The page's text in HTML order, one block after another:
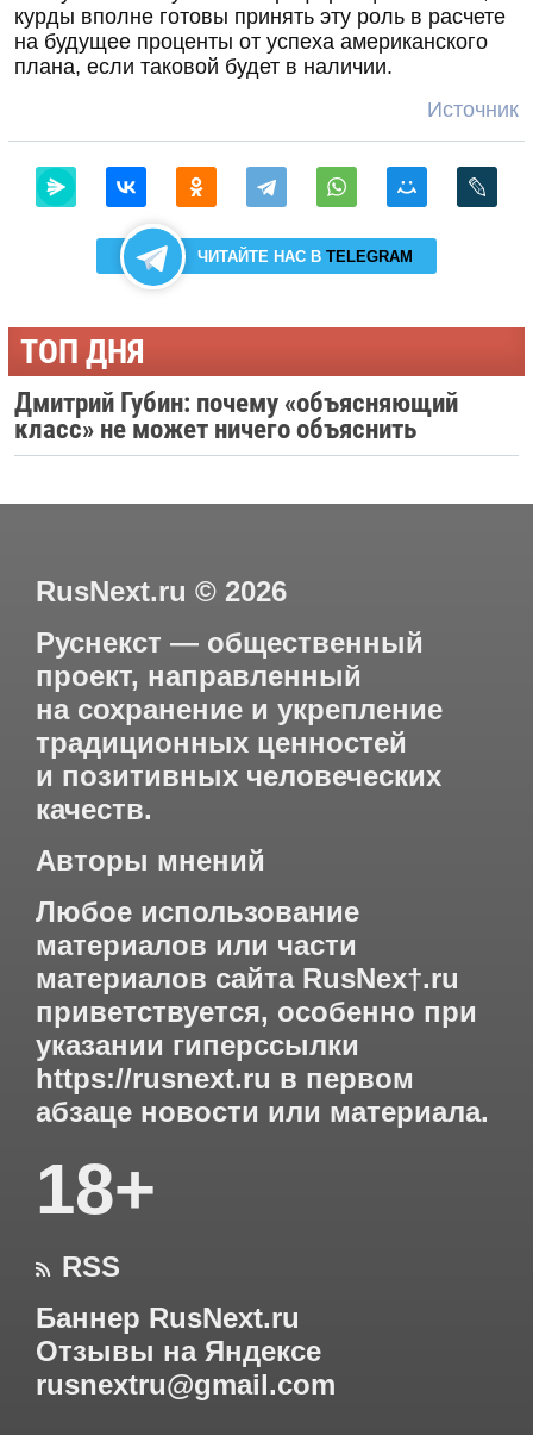
курды вполне готовы принять эту роль в расчете
на будущее проценты от успеха американского
плана, если таковой будет в наличии.
Источник
ЧИТАЙТЕ НАС В TELEGRAM
ТОП ДНЯ
Дмитрий Губин: почему «объясняющий
класс» не может ничего объяснить
RusNext.ru © 2026
Руснекст — общественный
проект, направленный
на сохранение и укрепление
традиционных ценностей
и позитивных человеческих
качеств.
Авторы мнений
Любое использование
материалов или части
материалов сайта RusNex†.ru
приветствуется, особенно при
указании гиперссылки
https://rusnext.ru в первом
абзаце новости или материала.
18+

RSS
Баннер RusNext.ru
Отзывы на Яндексе
rusnextru@gmail.com